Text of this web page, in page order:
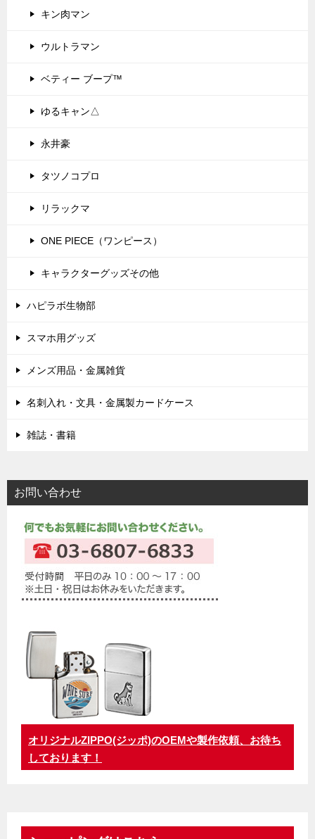
キン肉マン
ウルトラマン
ベティー ブープ™
ゆるキャン△
永井豪
タツノコプロ
リラックマ
ONE PIECE（ワンピース）
キャラクターグッズその他
ハピラボ生物部
スマホ用グッズ
メンズ用品・金属雑貨
名刺入れ・文具・金属製カードケース
雑誌・書籍
お問い合わせ
オリジナルZIPPO(ジッポ)のOEMや製作依頼、お待ち
しております！